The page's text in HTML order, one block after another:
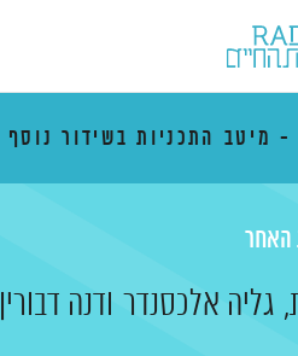
מיטב התכניות בשידור נוסף
האחר
גליה אלכסנדר ודנה דבורין